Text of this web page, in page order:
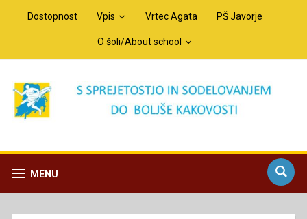
Dostopnost Vpis Vrtec Agata PŠ Javorje
O šoli/About school
MENU